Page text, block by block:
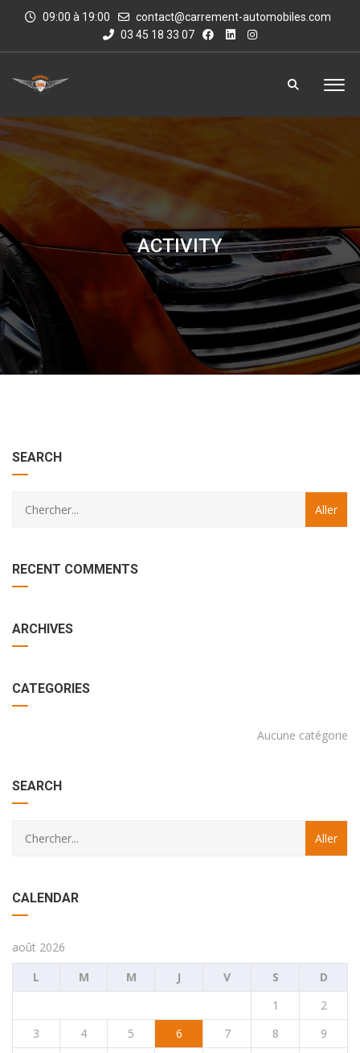
09:00 à 19:00
contact@carrement-automobiles.com
03 45 18 33 07
ACTIVITY
SEARCH
RECENT COMMENTS
ARCHIVES
CATEGORIES
Aucune catégorie
SEARCH
CALENDAR
août 2026
L
M M J V S
D
1
2
3
4 5 6 7 8
9
with
drop
archive
Category
with